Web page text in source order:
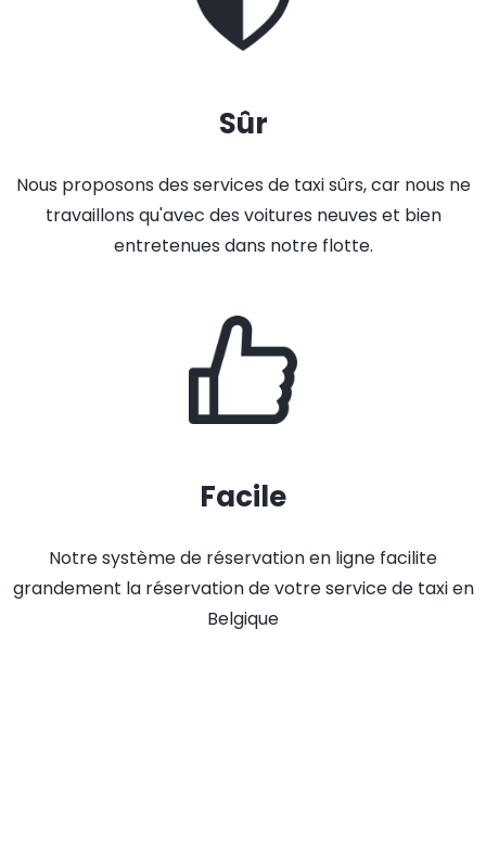
Sûr
Nous proposons des services de taxi sûrs, car nous ne
travaillons qu'avec des voitures neuves et bien
entretenues dans notre flotte.
Facile
Notre système de réservation en ligne facilite
grandement la réservation de votre service de taxi en
Belgique